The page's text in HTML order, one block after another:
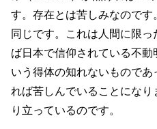
す。存在とは苦しみなので
同じです。これは人間に限
ば日本で信仰されている不
いう得体の知れないもので
れば苦しんでいることにな
り立っているのです。